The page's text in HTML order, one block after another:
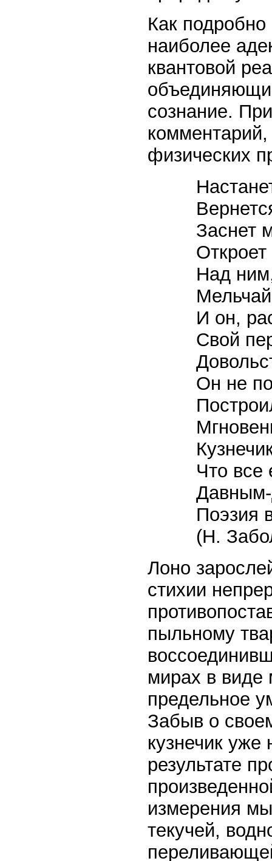
Как
наиболее
квантовой
сознание.
физических
Заснет
Над
И он,
Свой
Он не
Что все
Давным-
Поэзия
(Н.
Лоно
стихии
пыльному
мирах в виде
предельное
Забыв о
кузнечик уже
результате
измерения
текучей,